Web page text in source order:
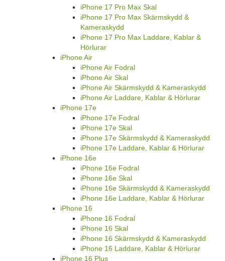
iPhone 17 Pro Max Skal
iPhone 17 Pro Max Skärmskydd &
Kameraskydd
iPhone 17 Pro Max Laddare, Kablar &
Hörlurar
iPhone Air
iPhone Air Fodral
iPhone Air Skal
iPhone Air Skärmskydd & Kameraskydd
iPhone Air Laddare, Kablar & Hörlurar
iPhone 17e
iPhone 17e Fodral
iPhone 17e Skal
iPhone 17e Skärmskydd & Kameraskydd
iPhone 17e Laddare, Kablar & Hörlurar
iPhone 16e
iPhone 16e Fodral
iPhone 16e Skal
iPhone 16e Skärmskydd & Kameraskydd
iPhone 16e Laddare, Kablar & Hörlurar
iPhone 16
iPhone 16 Fodral
iPhone 16 Skal
iPhone 16 Skärmskydd & Kameraskydd
iPhone 16 Laddare, Kablar & Hörlurar
iPhone 16 Plus